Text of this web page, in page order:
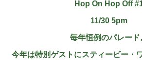
Hop On Hop Off
11/30 5pm
毎年恒例のパレード
今年は特別ゲストにスティービー・